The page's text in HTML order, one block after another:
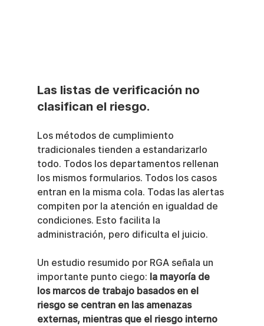
Las listas de verificación no
clasifican el riesgo.
Los métodos de cumplimiento
tradicionales tienden a estandarizarlo
todo. Todos los departamentos rellenan
los mismos formularios. Todos los casos
entran en la misma cola. Todas las alertas
compiten por la atención en igualdad de
condiciones. Esto facilita la
administración, pero dificulta el juicio.
Un estudio resumido por RGA señala un
importante punto ciego: la mayoría de
los marcos de trabajo basados en el
riesgo se centran en las amenazas
externas, mientras que el riesgo interno